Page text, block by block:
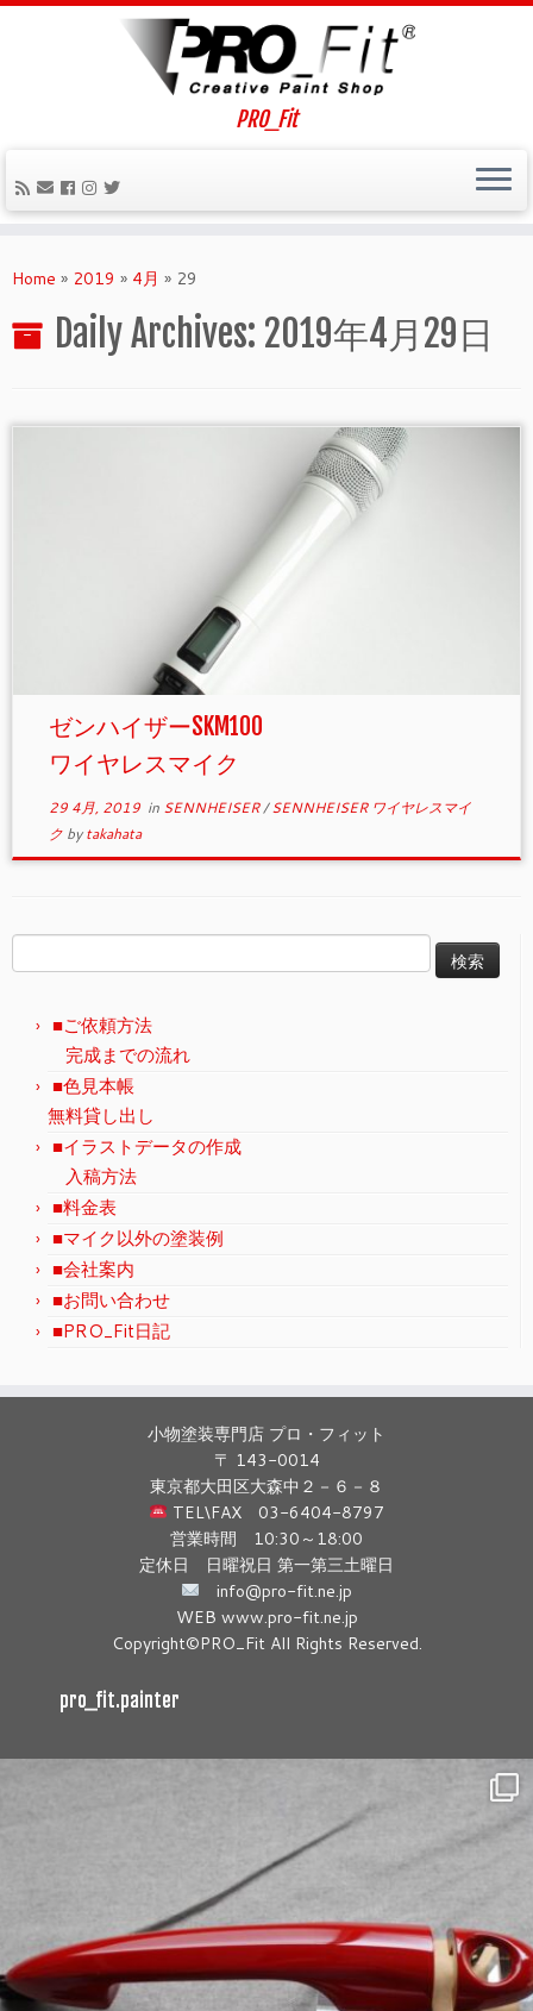
PRO_Fit
Home » 2019 » 4月 » 29
Daily Archives: 2019年4月29日
ゼンハイザーSKM100
ワイヤレスマイク
29 4月, 2019in SENNHEISER/SENNHEISER ワイヤレスマイ
ク bytakahata
索:
■ご依頼方法
完成までの流れ
■色見本帳
無料貸し出し
■イラストデータの作成
入稿方法
■料金表
■マイク以外の塗装例
■会社案内
■お問い合わせ
■PRO_Fit日記
小物塗装専門店 プロ・フィット
〒 143-0014
東京都大田区大森中２－６－８
TEL\FAX 03-6404-8797
営業時間 10:30～18:00
定休日 日曜祝日 第一第三土曜日
info@pro-fit.ne.jp
WEB www.pro-fit.ne.jp
Copyright©PRO_Fit All Rights Reserved.
pro_fit.painter